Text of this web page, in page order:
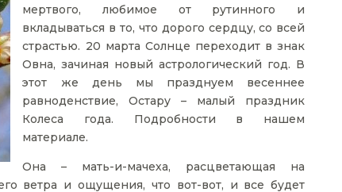
мертвого, любимое от рутинного и
вкладываться в то, что дорого сердцу, со всей
страстью. 20 марта Солнце переходит в знак
Овна, зачиная новый астрологический год. В
этот же день мы празднуем весеннее
равноденствие, Остару – малый праздник
Колеса года. Подробности в нашем
материале.
Она – мать-и-мачеха, расцветающая на
ветра и ощущения, что вот-вот, и все будет